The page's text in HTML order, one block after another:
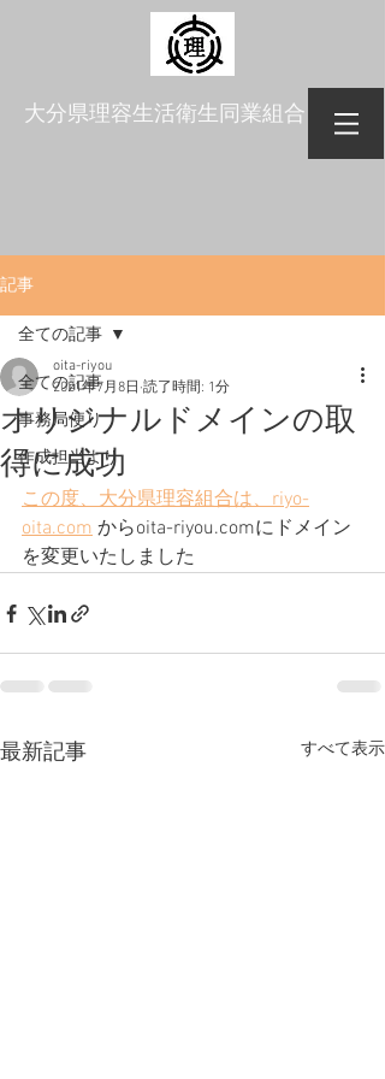
​大分県理容生活衛生同業組合
記事
全ての記事
事務局便り
作成担当より
全ての記事
オリジナルドメインの取
得に成功
oita-riyou
2021年7月8日 読了時間: 1分
この度、大分県理容組合は、riyo-
oita.com からoita-riyou.comにドメイン
を変更いたしました
最新記事 すべて表示